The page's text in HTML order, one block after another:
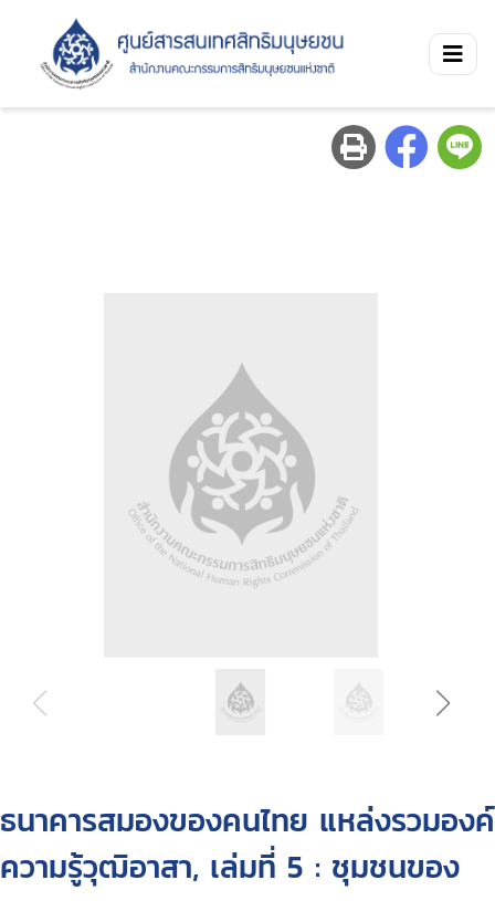
ธนาคารสมองของคนไทย แหล่งรวมองค์
ความรู้วุฒิอาสา, เล่มที่ 5 : ชุมชนของ